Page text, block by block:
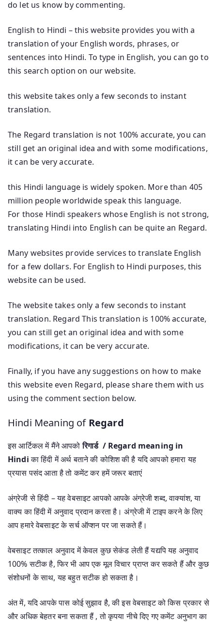
do let us know by commenting.
English to Hindi – this website provides you with a
translation of your English words, phrases, or
sentences into Hindi. To type in English, you can go to
this search option on our website.
this website takes only a few seconds to instant
translation.
The Regard translation is not 100% accurate, you can
still get an original idea and with some modifications,
it can be very accurate.
this Hindi language is widely spoken. More than 405
million people worldwide speak this language.
For those Hindi speakers whose English is not strong,
translating Hindi into English can be quite an Regard.
Many websites provide services to translate English
for a few dollars. For English to Hindi purposes, this
website can be used.
The website takes only a few seconds to instant
translation. Regard This translation is 100% accurate,
you can still get an original idea and with some
modifications, it can be very accurate.
Finally, if you have any suggestions on how to make
this website even Regard, please share them with us
using the comment section below.
Hindi Meaning of Regard
इस आर्टिकल में मैंने आपकोरिगार्ड / Regard meaning in
Hindiका हिंदी में अर्थ बताने की कोशिश की है यदि आपको हमारा यह
प्रयास पसंद आता है तो कमेंट कर हमें जरूर बताएं
अंग्रेजी से हिंदी – यह वेबसाइट आपको आपके अंग्रेजी शब्द, वाक्यांश, या
वाक्य का हिंदी में अनुवाद प्रदान करता है। अंग्रेजी में टाइप करने के लिए
आप हमारे वेबसाइट के सर्च ऑप्शन पर जा सकते हैं।
वेबसाइट तत्काल अनुवाद में केवल कुछ सेकंड लेती हैं यद्यपि यह अनुवाद
100% सटीक है, फिर भी आप एक मूल विचार प्राप्त कर सकते हैं और कुछ
संशोधनों के साथ, यह बहुत सटीक हो सकता है।
अंत में, यदि आपके पास कोई सुझाव है, की इस वेबसाइट को किस प्रकार से
और अधिक बेहतर बना सकता हैं , तो कृपया नीचे दिए गए कमेंट अनुभाग का